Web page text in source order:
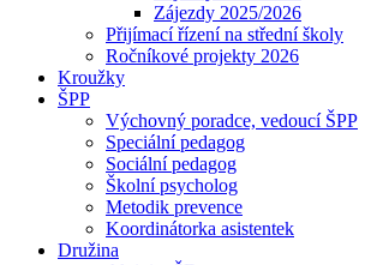
Zájezdy 2025/2026
Přijímací řízení na střední školy
Ročníkové projekty 2026
Kroužky
ŠPP
Výchovný poradce, vedoucí ŠPP
Speciální pedagog
Sociální pedagog
Školní psycholog
Metodik prevence
Koordinátorka asistentek
Družina